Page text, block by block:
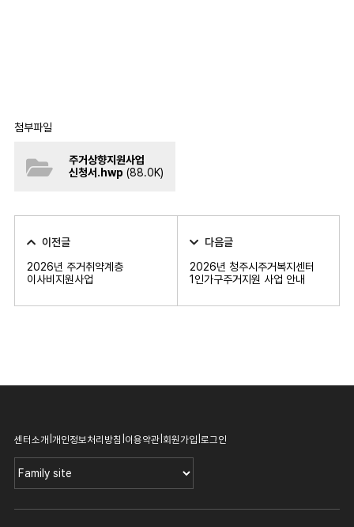
첨부파일
주거상향지원사업
신청서.hwp (88.0K)
이전글
2026년 주거취약계층
이사비지원사업
다음글
2026년 청주시주거복지센터
1인가구주거지원 사업 안내
센터소개 개인정보처리방침 이용약관| 회원가입 로그인